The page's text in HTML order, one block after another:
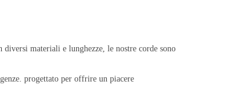
materiali e lunghezze, le nostre corde sono
progettato per offrire un piacere